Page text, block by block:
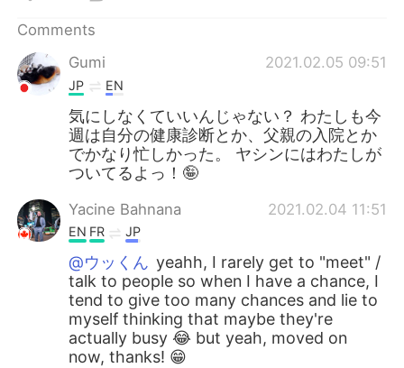
Comments
Gumi
2021.02.05 09:51
JP EN
気にしなくていいんじゃない？ わたしも今
週は自分の健康診断とか、父親の入院とか
でかなり忙しかった。 ヤシンにはわたしが
ついてるよっ！🤪
Yacine Bahnana 2021.02.04 11:51
EN FR JP
@ウッくん yeahh, I rarely get to "meet" /
talk to people so when I have a chance, I
tend to give too many chances and lie to
myself thinking that maybe they're
actually busy 😂 but yeah, moved on
now, thanks! 😁